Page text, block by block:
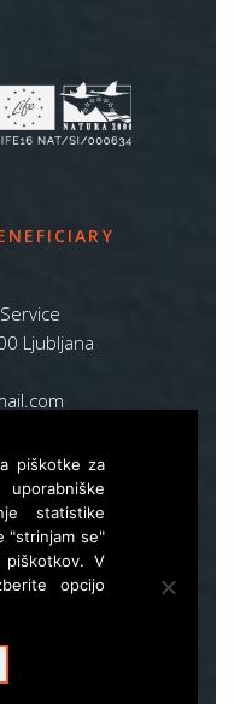
Ljubljana
piškotke za
statistike
"strinjam se"
V
opcijo